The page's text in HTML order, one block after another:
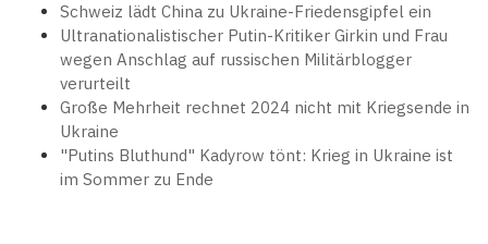
Schweiz lädt China zu Ukraine-Friedensgipfel ein
Ultranationalistischer Putin-Kritiker Girkin und Frau
wegen Anschlag auf russischen Militärblogger
verurteilt
Große Mehrheit rechnet 2024 nicht mit Kriegsende in
Ukraine
"Putins Bluthund" Kadyrow tönt: Krieg in Ukraine ist
im Sommer zu Ende